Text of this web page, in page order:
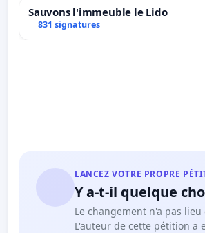
Sauvons l'immeuble le Lido
831 signatures
LANCEZ VOTRE PROPRE
Y a-t-il quelque
Le changement n'a pas
L'auteur de cette pétition a